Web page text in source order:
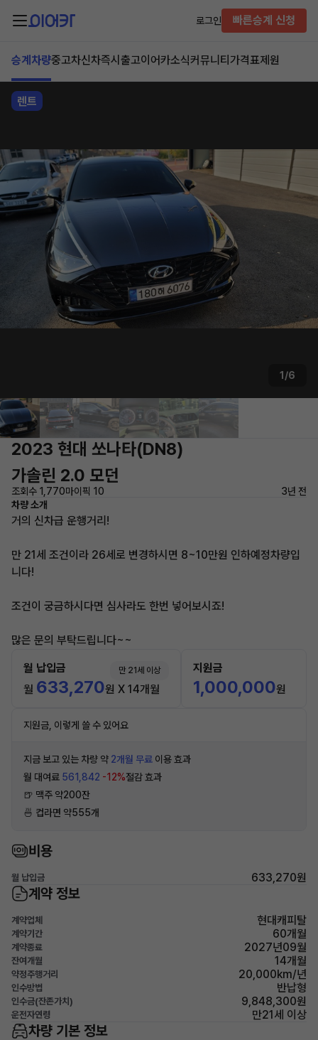
로그인 빠른승계 신청
승계차량중고차신차즉시출고이어카소식커뮤니티 가격표제원
렌트
1/6
2023 현대 쏘나타(DN8)
가솔린 2.0 모던
조회수 1,770마이픽 10
3년 전
차량 소개
거의 신차급 운행거리!
만 21세 조건이라 26세로 변경하시면 8~10만원 인하예정차량입
니다!
조건이 궁금하시다면 심사라도 한번 넣어보시죠!
많은 문의 부탁드립니다~~
월 납입금 만 21세 이상
월 633,270원 X 14개월
지원금
1,000,000원
지원금, 이렇게 쓸 수 있어요
지금 보고 있는 차량 약 2개월 무료 이용 효과
월 대여료 561,842 -12%절감 효과
🍺 맥주 약200잔
🍜 컵라면 약555개
비용
월 납입금 633,270원
계약 정보
계약업체 현대캐피탈
계약기간 60개월
계약종료 2027년09월
잔여개월 14개월
약정주행거리 20,000km/년
인수방법 반납형
인수금(잔존가치) 9,848,300원
운전자연령 만21세 이상
차량 기본 정보